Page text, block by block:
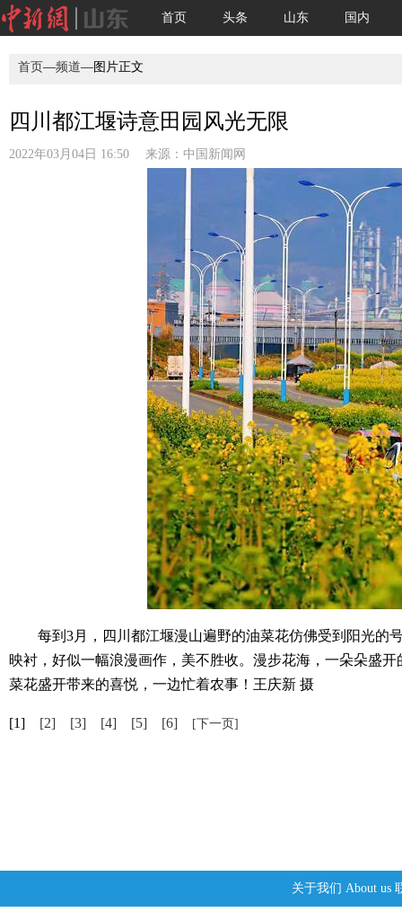
首页 头条 山东 国内
首页—频道—图片正文
四川都江堰诗意田园风光无限
2022年03月04日 16:50 来源： 中国新闻网
每到3月，四川都江堰漫山遍野的油菜花仿佛受到阳光的
映衬，好似一幅浪漫画作，美不胜收。漫步花海，一朵朵盛
菜花盛开带来的喜悦，一边忙着农事！王庆新 摄
[1] [2] [3] [4] [5] [6] [下一页]
关于我们 About us